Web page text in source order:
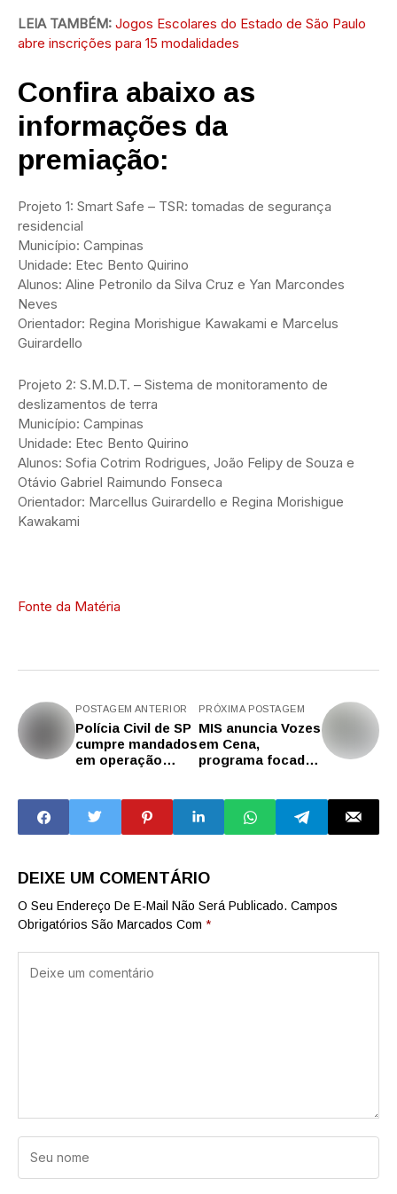
LEIA TAMBÉM: Jogos Escolares do Estado de São Paulo
abre inscrições para 15 modalidades
Confira abaixo as
informações da
premiação:
Projeto 1: Smart Safe – TSR: tomadas de segurança
residencial
Município: Campinas
Unidade: Etec Bento Quirino
Alunos: Aline Petronilo da Silva Cruz e Yan Marcondes
Neves
Orientador: Regina Morishigue Kawakami e Marcelus
Guirardello
Projeto 2: S.M.D.T. – Sistema de monitoramento de
deslizamentos de terra
Município: Campinas
Unidade: Etec Bento Quirino
Alunos: Sofia Cotrim Rodrigues, João Felipy de Souza e
Otávio Gabriel Raimundo Fonseca
Orientador: Marcellus Guirardello e Regina Morishigue
Kawakami
Fonte da Matéria
POSTAGEM ANTERIOR
Polícia Civil de SP
cumpre mandados
em operação
falso advogado
PRÓXIMA POSTAGEM
MIS anuncia Vozes
em Cena,
programa focado
DEIXE UM COMENTÁRIO
O Seu Endereço De E-Mail Não Será Publicado. Campos
Obrigatórios São Marcados Com *